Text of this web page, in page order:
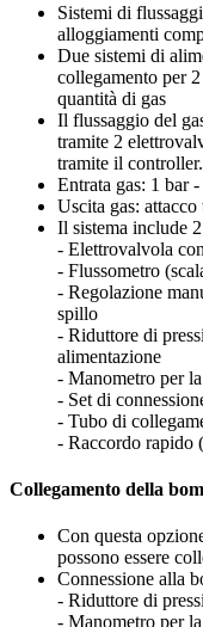
Sistemi di
alloggiamenti
Due sistemi di
collegamento per
quantità di gas
Il flussaggio del
tramite 2
tramite il
Entrata gas: 1 bar
Uscita gas:
Il sistema include
- Elettrovalvola
- Flussometro
- Regolazione
spillo
- Riduttore di
alimentazione
- Manometro per
- Set di
- Tubo di
- Raccordo rapido
Collegamento della
Con questa
possono essere
Connessione alla
- Riduttore di
- Manometro per